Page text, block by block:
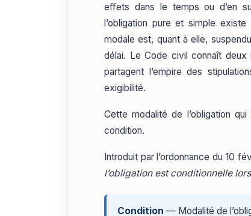
effets dans le temps ou d’en
l’obligation pure et simple
modale est, quant à elle,
délai. Le Code civil connaît
partagent l’empire des
exigibilité.
Cette modalité de l’obligation
condition.
Introduit par l’ordonnance du 10
l’obligation est conditionnelle
Condition — Modalité de